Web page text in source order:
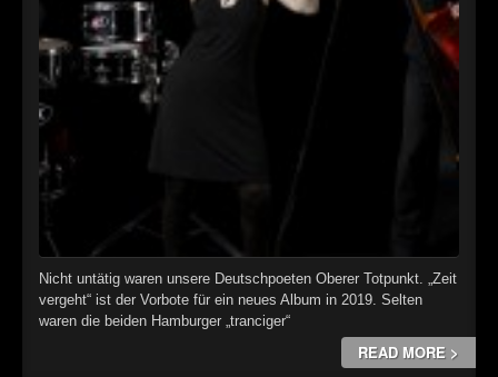
Nicht untätig waren unsere Deutschpoeten Oberer Totpunkt. „Zeit
vergeht“ ist der Vorbote für ein neues Album in 2019. Selten
waren die beiden Hamburger „tranciger“
READ MORE >